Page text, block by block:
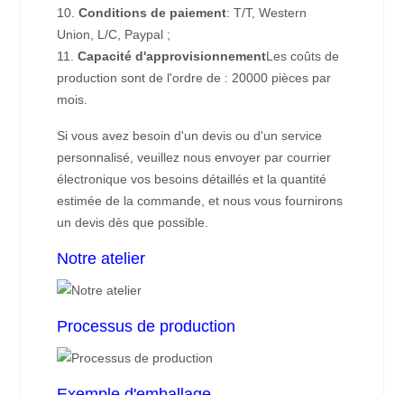
10.Conditions de paiement: T/T, Western
Union, L/C, Paypal ;
11.Capacité d'approvisionnementLes coûts de
production sont de l'ordre de : 20000 pièces par
mois.
Si vous avez besoin d'un devis ou d'un service
personnalisé, veuillez nous envoyer par courrier
électronique vos besoins détaillés et la quantité
estimée de la commande, et nous vous fournirons
un devis dès que possible.
Notre atelier
Processus de production